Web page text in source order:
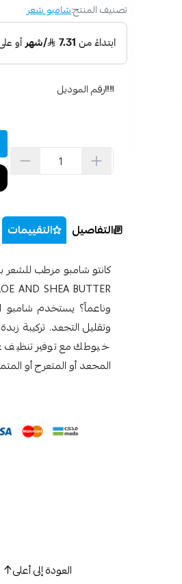
تصنيف المنتج:شامبو شعر
رقم الموديل
التفاصيل التقييمات
وناعماً؟ يستخدم شامبو
وتقليل التجعد. تركيبة
المجعد أو المتعرج أو
العودة إلى أعلى